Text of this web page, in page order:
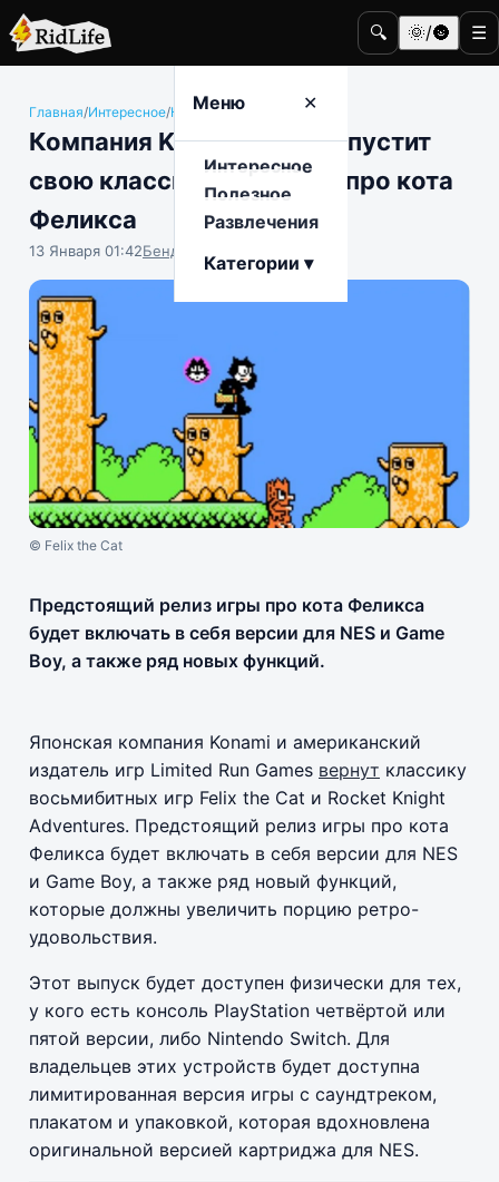
🔍 🌞/🌚 ☰
Меню ✕
Интересное
Полезное
Развлечения
Категории ▾
Главная/Интересное/Компьютерные игры
Компания Konami перевыпустит
свою классическую игру про кота
Феликса
13 Января 01:42Бенджамин Воробьёв
© Felix the Cat
Предстоящий релиз игры про кота Феликса
будет включать в себя версии для NES и Game
Boy, а также ряд новых функций.
Японская компания Konami и американский
издатель игр Limited Run Games вернут классику
восьмибитных игр Felix the Cat и Rocket Knight
Adventures. Предстоящий релиз игры про кота
Феликса будет включать в себя версии для NES
и Game Boy, а также ряд новый функций,
которые должны увеличить порцию ретро-
удовольствия.
Этот выпуск будет доступен физически для тех,
у кого есть консоль PlayStation четвёртой или
пятой версии, либо Nintendo Switch. Для
владельцев этих устройств будет доступна
лимитированная версия игры с саундтреком,
плакатом и упаковкой, которая вдохновлена
оригинальной версией картриджа для NES.